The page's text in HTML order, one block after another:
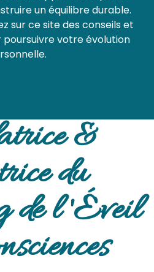
unéquilibre durable.
sur cesite desconseils et
poursuivre votre évolution
&
du
de l 'Éveil